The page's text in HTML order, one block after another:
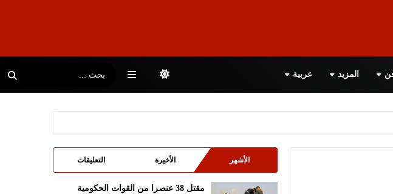
المزيد عربية
الأشهر الأخيرة التعليقات
مقتل 38 عنصرا من القوات الحكومية